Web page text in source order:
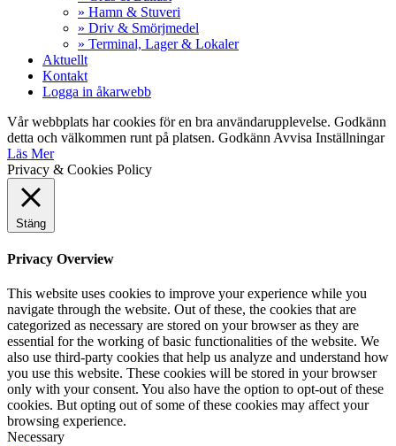
» Hamn & Stuveri
» Driv & Smörjmedel
» Terminal, Lager & Lokaler
Aktuellt
Kontakt
Logga in åkarwebb
Vår webbplats har cookies för en bra användarupplevelse. Godkänn
detta och välkommen runt på platsen. Godkänn Avvisa Inställningar
Läs Mer
Privacy & Cookies Policy
Stäng
Privacy Overview
This website uses cookies to improve your experience while you
navigate through the website. Out of these, the cookies that are
categorized as necessary are stored on your browser as they are
essential for the working of basic functionalities of the website. We
also use third-party cookies that help us analyze and understand how
you use this website. These cookies will be stored in your browser
only with your consent. You also have the option to opt-out of these
cookies. But opting out of some of these cookies may affect your
browsing experience.
Necessary